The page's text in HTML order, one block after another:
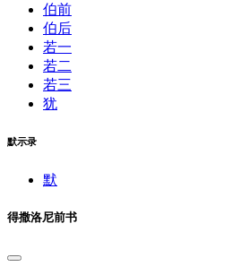
伯前
伯后
若一
若二
若三
犹
默示录
默
得撒洛尼前书